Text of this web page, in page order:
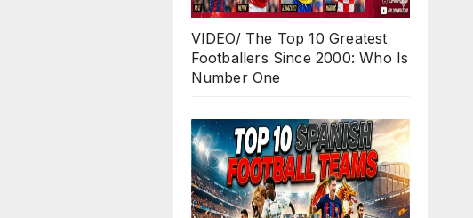
VIDEO/ The Top 10 Greatest
Footballers Since 2000: Who Is
Number One